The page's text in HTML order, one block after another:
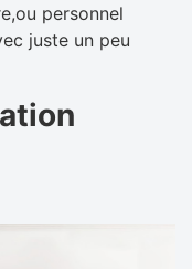
personnel
juste un peu